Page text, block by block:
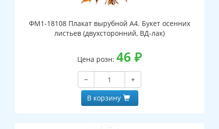
ФМ1-18108 Плакат вырубной А4. Букет осенних
листьев (двухсторонний, ВД-лак)
Цена розн: 46 ₽
−
+
В корзину